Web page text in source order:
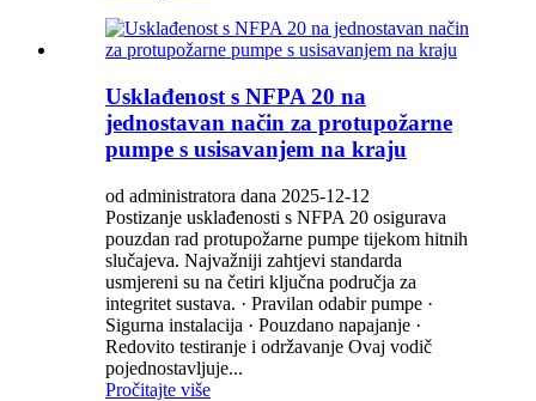
Usklađenost s NFPA 20 na
jednostavan način za protupožarne
pumpe s usisavanjem na kraju
od administratora dana 2025-12-12
Postizanje usklađenosti s NFPA 20 osigurava
pouzdan rad protupožarne pumpe tijekom hitnih
slučajeva. Najvažniji zahtjevi standarda
usmjereni su na četiri ključna područja za
integritet sustava. · Pravilan odabir pumpe ·
Sigurna instalacija · Pouzdano napajanje ·
Redovito testiranje i održavanje Ovaj vodič
pojednostavljuje...
Pročitajte više